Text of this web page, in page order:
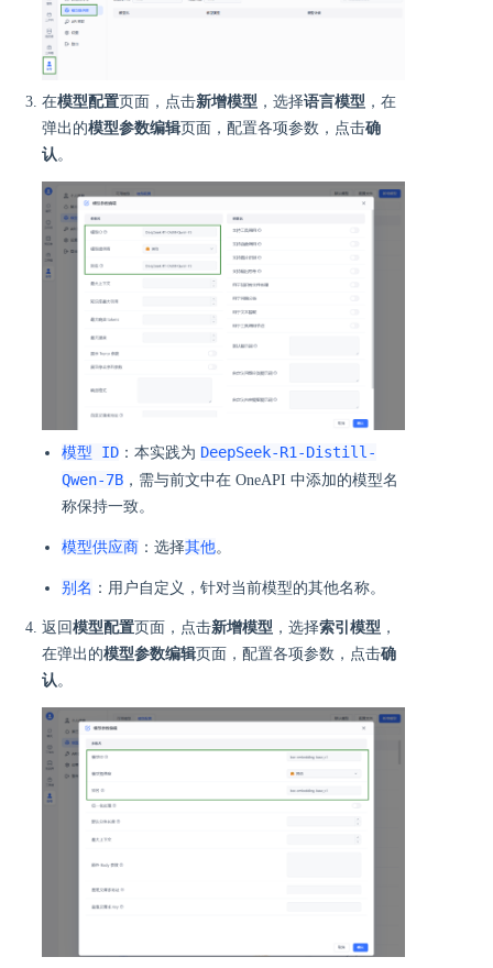
在模型配置页面，点击新增模型 ，选择语言模型 ，在
弹出的模型参数编辑页面，配置各项参数，点击确
认。
模型 ID ：本实践为 DeepSeek-R1-Distill-
Qwen-7B ，需与前文中在 OneAPI 中添加的模型名
称保持一致。
模型供应商 ：选择其他。
别名 ：用户自定义，针对当前模型的其他名称。
返回 模型配置页面，点击新增模型 ，选择索引模型 ，
在弹出的模型参数编辑页面，配置各项参数，点击确
认 。